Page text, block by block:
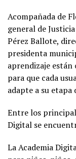
Acompañada de
general de
Pérez Ballote,
presidenta
aprendizaje están
para que cada
adapte a su etapa
Entre los
Digital se
La Academia